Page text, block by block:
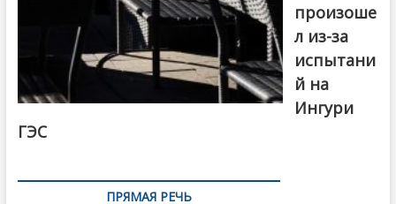
произоше
л из-за
испытани
й на
Ингури
ГЭС
ПРЯМАЯ РЕЧЬ